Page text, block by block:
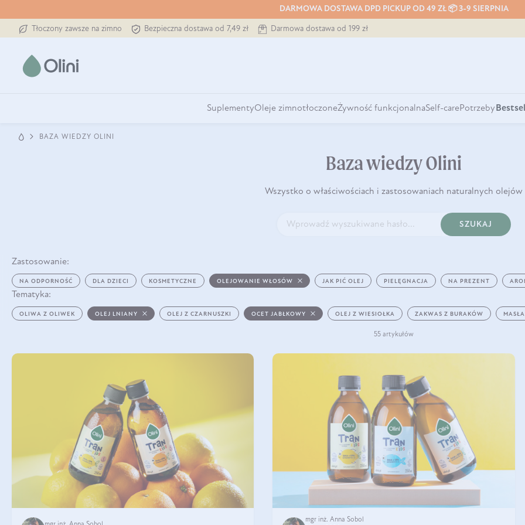
DARMOWA DOSTAWA DPD PICKUP OD 49 ZŁ 📦 3-9 SIERPNIA
Tłoczony zawsze na zimno Bezpieczna dostawa od 7,49 zł Darmowa dostawa od 199 zł
SuplementyOleje zimnotłoczoneŻywność funkcjonalnaSelf-carePotrzeby
BAZA WIEDZY OLINI
Baza wiedzy Olini
Wszystko o właściwościach i zastosowaniach naturalnych olejów
SZUKAJ
Zastosowanie:
NA ODPORNOŚĆ DLA DZIECI KOSMETYCZNE OLEJOWANIE WŁOSÓW JAK PIĆ OLEJ PIELĘGNACJA NA PREZENT
Tematyka:
OLIWA Z OLIWEK OLEJ LNIANY OLEJ Z CZARNUSZKI OCET JABŁKOWY OLEJ Z WIESIOŁKA ZAKWAS Z BURAKÓW
55 artykułów
mgr inż. Anna Sobol